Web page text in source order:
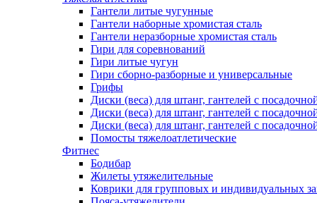
Гантели литые чугунные
Гантели наборные хромистая сталь
Гантели неразборные хромистая сталь
Гири для соревнований
Гири литые чугун
Гири сборно-разборные и универсальные
Грифы
Диски (веса) для штанг, гантелей с
Диски (веса) для штанг, гантелей с
Диски (веса) для штанг, гантелей с
Помосты тяжелоатлетические
Фитнес
Бодибар
Жилеты утяжелительные
Коврики для групповых и индивидуальных